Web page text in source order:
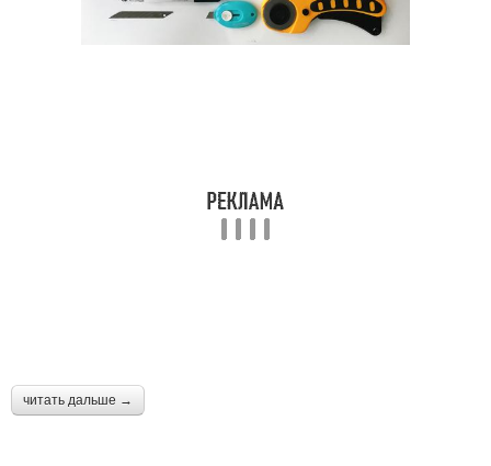
читать дальше →